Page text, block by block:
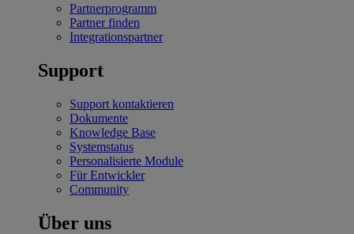
Partnerprogramm
Partner finden
Integrationspartner
Support
Support kontaktieren
Dokumente
Knowledge Base
Systemstatus
Personalisierte Module
Für Entwickler
Community
Über uns